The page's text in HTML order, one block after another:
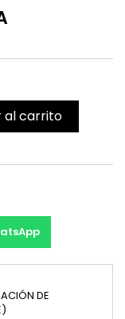
al carrito
DE